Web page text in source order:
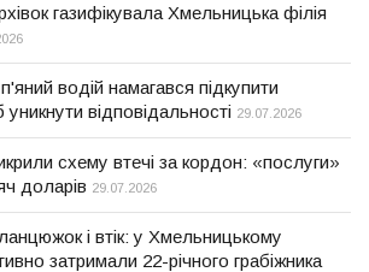
газифікувала Хмельницька філія
водій намагався підкупити
відповідальності 29.07.2026
схему втечі за кордон: «послуги»
доларів 29.07.2026
і втік: у Хмельницькому
затримали 22-річного грабіжника